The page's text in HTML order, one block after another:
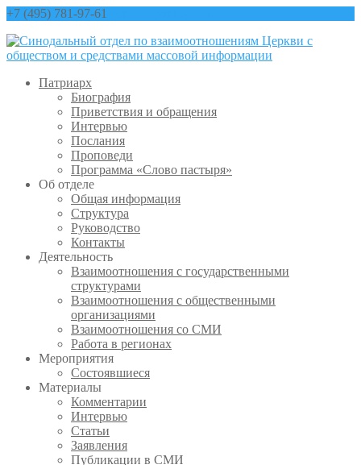
+7 (495) 781-97-61
Патриарх
Биография
Приветствия и обращения
Интервью
Послания
Проповеди
Программа «Слово пастыря»
Об отделе
Общая информация
Структура
Руководство
Контакты
Деятельность
Взаимоотношения с государственными
структурами
Взаимоотношения с общественными
организациями
Взаимоотношения со СМИ
Работа в регионах
Мероприятия
Состоявшиеся
Материалы
Комментарии
Интервью
Статьи
Заявления
Публикации в СМИ